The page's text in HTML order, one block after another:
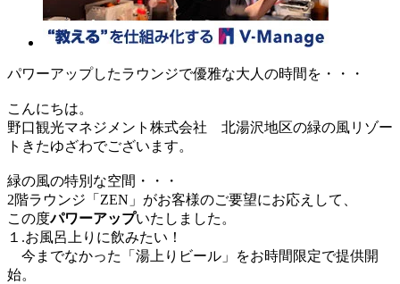
パワーアップしたラウンジで優雅な大人の時間を・・・
こんにちは。
野口観光マネジメント株式会社 北湯沢地区の緑の風リゾー
トきたゆざわでございます。
緑の風の特別な空間・・・
2階ラウンジ「ZEN」がお客様のご要望にお応えして、
この度パワーアップいたしました。
１.お風呂上りに飲みたい！
今までなかった「湯上りビール」をお時間限定で提供開
始。